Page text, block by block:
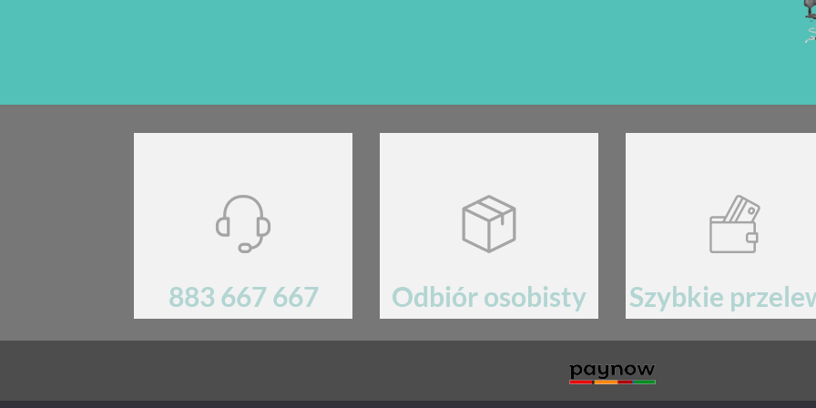
883 667 667 Odbiór osobisty Szybkie